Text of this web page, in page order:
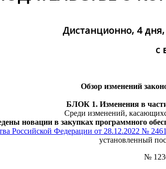
Дистанционно, 4 дня,
с
Обзор изменений
БЛОК 1. Изменения в
Среди изменений,
новации в закупках программного
Российской Федерации от 28.12.2022 № 2461
установленный
№